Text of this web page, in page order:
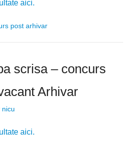
aici.
post arhivar
scrisa – concurs
Arhivar
nicu
aici.